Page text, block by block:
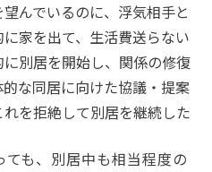
んでいるのに、浮気相手と
家を出て、生活費送らない
別居を開始し、関係の修復
な同居に向けた協議・提案
を拒絶して別居を継続した
も、別居中も相当程度の